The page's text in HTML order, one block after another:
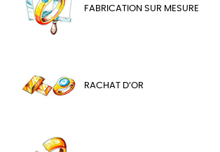
FABRICATION SUR MESURE
RACHAT D’OR